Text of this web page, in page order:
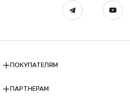
ПОКУПАТЕЛЯМ
ПАРТНЕРАМ